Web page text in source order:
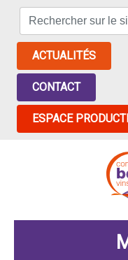
ACTUALITÉS
CONTACT
ESPACE